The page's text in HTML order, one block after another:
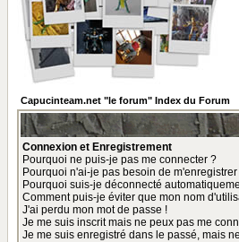
Capucinteam.net "le forum" Index du Forum
Connexion et Enregistrement
Pourquoi ne puis-je pas me connecter ?
Pourquoi n'ai-je pas besoin de m'enregistrer
Pourquoi suis-je déconnecté
Comment puis-je éviter que mon nom
J'ai perdu mon mot de passe !
Je me suis inscrit mais ne peux pas me
Je me suis enregistré dans le passé, mais